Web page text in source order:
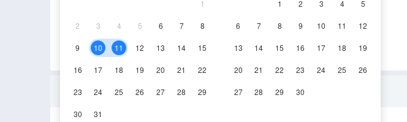
1
2 3 4 5 6 7 8
9 10 11 12 13 14 15
16 17 18 19 20 21 22
23 24 25 26 27 28 29
30 31
1
2 3 4 5
6 7 8 9 10 11 12
13 14 15 16 17 18 19
20 21 22 23 24 25 26
27 28 29 30
空調 電視機
沉浸上分安全屋（丨專線網絡丨新風系統）